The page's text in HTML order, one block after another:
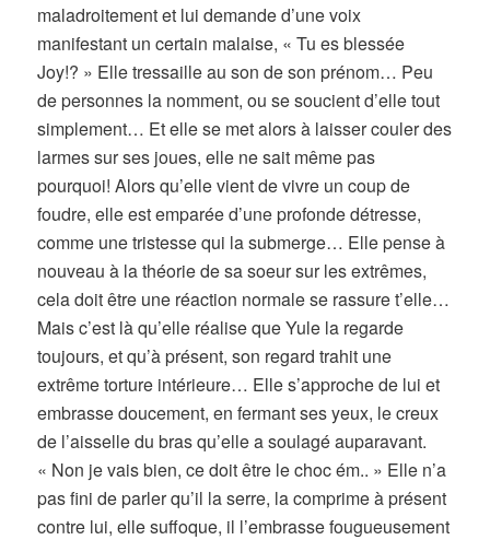
maladroitement et lui demande d’une voix
manifestant un certain malaise, « Tu es blessée
Joy!? » Elle tressaille au son de son prénom… Peu
de personnes la nomment, ou se soucient d’elle tout
simplement… Et elle se met alors à laisser couler des
larmes sur ses joues, elle ne sait même pas
pourquoi! Alors qu’elle vient de vivre un coup de
foudre, elle est emparée d’une profonde détresse,
comme une tristesse qui la submerge… Elle pense à
nouveau à la théorie de sa soeur sur les extrêmes,
cela doit être une réaction normale se rassure t’elle…
Mais c’est là qu’elle réalise que Yule la regarde
toujours, et qu’à présent, son regard trahit une
extrême torture intérieure… Elle s’approche de lui et
embrasse doucement, en fermant ses yeux, le creux
de l’aisselle du bras qu’elle a soulagé auparavant.
« Non je vais bien, ce doit être le choc ém.. » Elle n’a
pas fini de parler qu’il la serre, la comprime à présent
contre lui, elle suffoque, il l’embrasse fougueusement